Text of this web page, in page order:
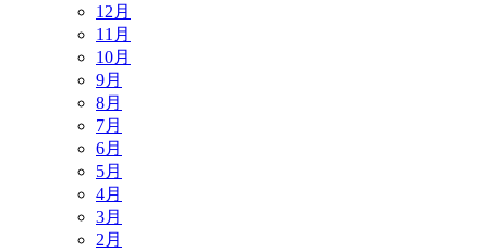
12月
11月
10月
9月
8月
7月
6月
5月
4月
3月
2月